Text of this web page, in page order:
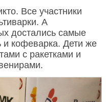
Все участники
А
достались самые
кофеварка. Дети же
с ракетками и